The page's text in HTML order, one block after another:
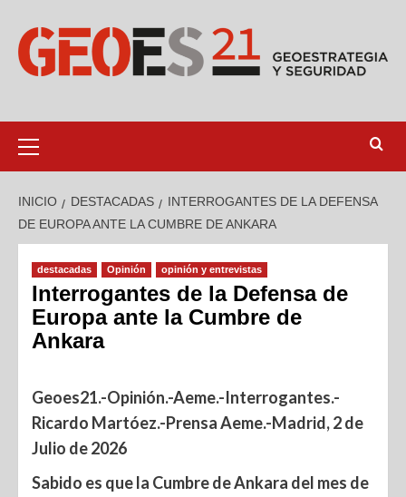
INICIO DESTACADAS
INTERROGANTES DE LA DEFENSA
DE EUROPA ANTE LA CUMBRE DE ANKARA
destacadas Opinión opinión y entrevistas
Interrogantes de la Defensa de
Europa ante la Cumbre de
Ankara
Geoes21.-Opinión.-Aeme.-Interrogantes.-
Ricardo Martóez.-Prensa Aeme.-Madrid, 2 de
Julio de 2026
Sabido es que la Cumbre de Ankara del mes de